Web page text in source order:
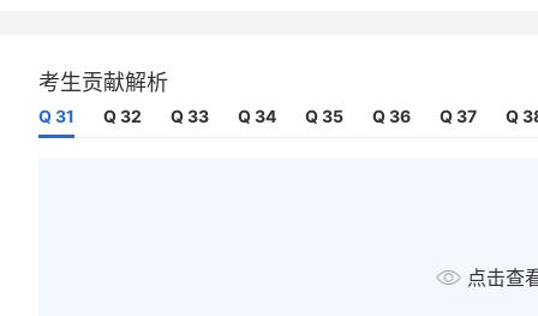
考生贡献解析
Q 31 Q 32 Q 33 Q 34 Q 35 Q 36 Q 37 Q
点击查